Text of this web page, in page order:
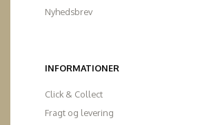
Nyhedsbrev
INFORMATIONER
Click & Collect
Fragt og levering